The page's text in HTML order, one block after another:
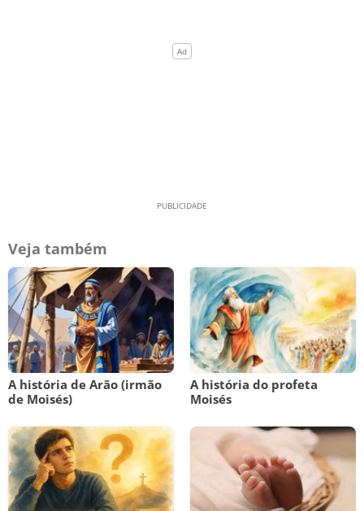
Veja também
A história de Arão (irmão
de Moisés)
A história do profeta
Moisés